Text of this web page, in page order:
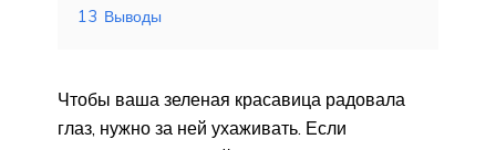
13 Выводы
Чтобы ваша зеленая красавица радовала
глаз, нужно за ней ухаживать. Если